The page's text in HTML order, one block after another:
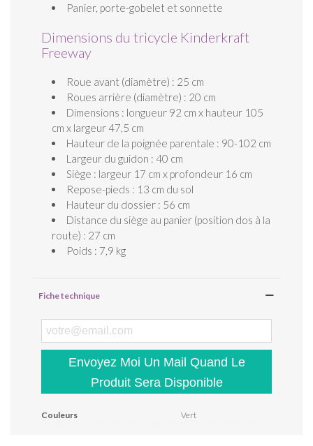
Panier, porte-gobelet et sonnette
Dimensions du tricycle Kinderkraft
Freeway
Roue avant (diamètre) : 25 cm
Roues arrière (diamètre) : 20 cm
Dimensions : longueur 92 cm x hauteur 105
cm x largeur 47,5 cm
Hauteur de la poignée parentale : 90-102 cm
Largeur du guidon : 40 cm
Siège : largeur 17 cm x profondeur 16 cm
Repose-pieds : 13 cm du sol
Hauteur du dossier : 56 cm
Distance du siège au panier (position dos à la
route) : 27 cm
Poids : 7,9 kg
Fiche technique
Envoyez Moi Un Mail Quand Le
Produit Sera Disponible
Couleurs Vert